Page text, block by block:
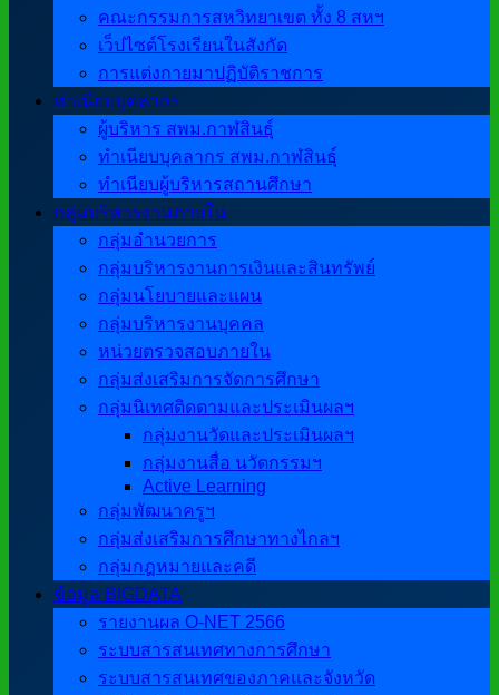
คณะกรรมการสหวิทยาเขต ทั้ง 8 สหฯ
เว็ปไซต์โรงเรียนในสังกัด
การแต่งกายมาปฏิบัติราชการ
ทำเนียบบุคลากร
ผู้บริหาร สพม.กาฬสินธุ์
ทำเนียบบุคลากร สพม.กาฬสินธุ์
ทำเนียบผู้บริหารสถานศึกษา
กลุ่มบริหารงานภายใน
กลุ่มอำนวยการ
กลุ่มบริหารงานการเงินและสินทรัพย์
กลุ่มนโยบายและแผน
กลุ่มบริหารงานบุคคล
หน่วยตรวจสอบภายใน
กลุ่มส่งเสริมการจัดการศึกษา
กลุ่มนิเทศติดตามและประเมินผลฯ
กลุ่มงานวัดและประเมินผลฯ
กลุ่มงานสื่อ นวัตกรรมฯ
Active Learning
กลุ่มพัฒนาครูฯ
กลุ่มส่งเสริมการศึกษาทางไกลฯ
กลุ่มกฎหมายและคดี
ข้อมูล BIGDATA
รายงานผล O-NET 2566
ระบบสารสนเทศทางการศึกษา
ระบบสารสนเทศของภาคและจังหวัด